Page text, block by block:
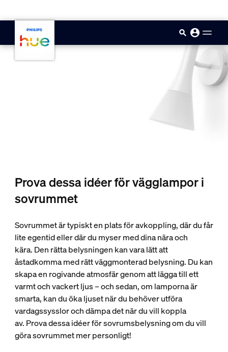
Prova dessa idéer för vägglampor i
sovrummet
Sovrummet är typiskt en plats för avkoppling, där du får
lite egentid eller där du myser med dina nära och
kära. Den rätta belysningen kan vara lätt att
åstadkomma med rätt väggmonterad belysning. Du kan
skapa en rogivande atmosfär genom att lägga till ett
varmt och vackert ljus – och sedan, om lamporna är
smarta, kan du öka ljuset när du behöver utföra
vardagssysslor och dämpa det när du vill koppla
av. Prova dessa idéer för sovrumsbelysning om du vill
göra sovrummet mer personligt!